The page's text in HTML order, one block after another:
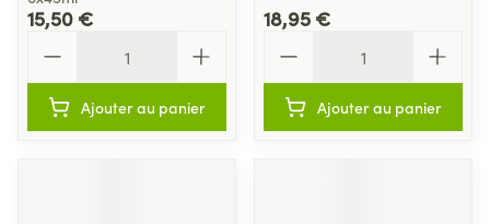
15,50 €
Ajouter au panier
18,95 €
Ajouter au panier